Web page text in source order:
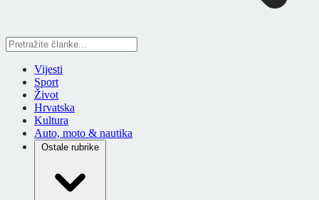
Vijesti
Sport
Život
Hrvatska
Kultura
Auto, moto & nautika
Ostale rubrike